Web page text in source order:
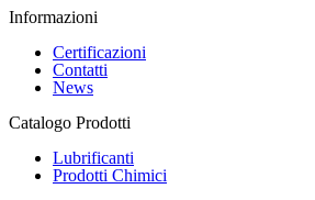
Informazioni
Certificazioni
Contatti
News
Catalogo Prodotti
Lubrificanti
Prodotti Chimici